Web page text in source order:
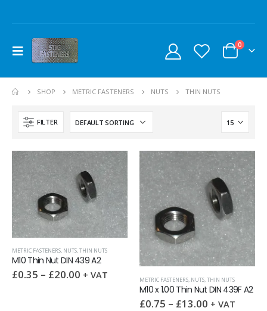
0
SHOP METRIC FASTENERS NUTS THIN NUTS
FILTER
METRIC FASTENERS, NUTS,THIN NUTS
M10 Thin Nut DIN 439 A2
£0.35 – £20.00 + VAT METRIC FASTENERS, NUTS,THIN NUTS
M10 x 1.00 Thin Nut DIN 439F A2
£0.75 – £13.00 + VAT